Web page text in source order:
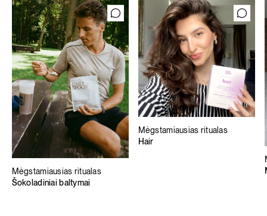
Mėgstamiausias ritualas
Šokoladiniai baltymai
Mėgstamiausias ritualas
Hair